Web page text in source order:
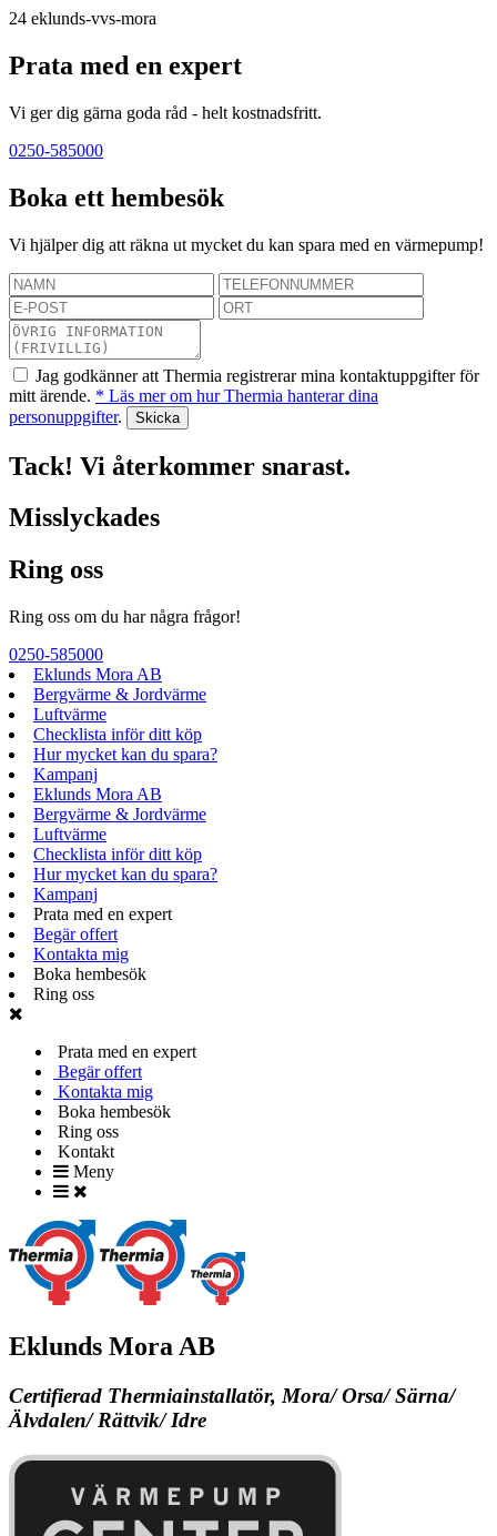
24 eklunds-vvs-mora
Prata med en expert
Vi ger dig gärna goda råd - helt kostnadsfritt.
0250-585000
Boka ett hembesök
Vi hjälper dig att räkna ut mycket du kan spara med en värmepump!
Jag godkänner att Thermia registrerar mina kontaktuppgifter för
mitt ärende. * Läs mer om hur Thermia hanterar dina
personuppgifter.
Tack! Vi återkommer snarast.
Misslyckades
Ring oss
Ring oss om du har några frågor!
0250-585000
Eklunds Mora AB
Bergvärme & Jordvärme
Luftvärme
Checklista inför ditt köp
Hur mycket kan du spara?
Kampanj
Eklunds Mora AB
Bergvärme & Jordvärme
Luftvärme
Checklista inför ditt köp
Hur mycket kan du spara?
Kampanj
Prata med en expert
Begär offert
Kontakta mig
Boka hembesök
Ring oss
Prata med en expert
Begär offert
Kontakta mig
Boka hembesök
Ring oss
Kontakt
Meny
Eklunds Mora AB
Certifierad Thermiainstallatör, Mora/ Orsa/ Särna/
Älvdalen/ Rättvik/ Idre